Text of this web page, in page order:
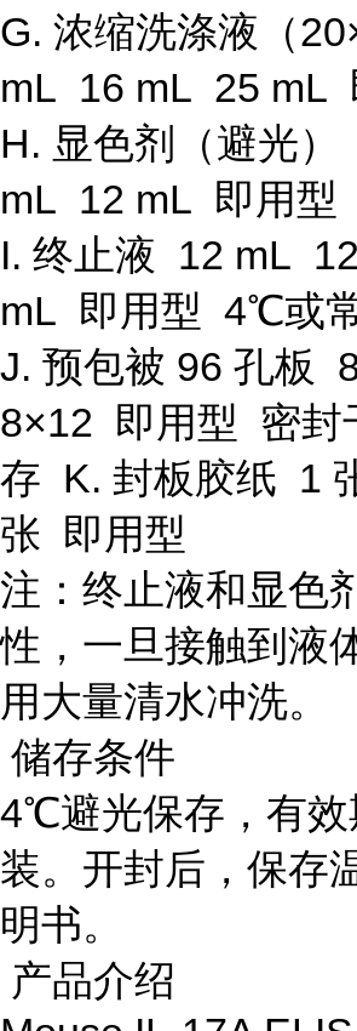
G. 浓缩洗涤液（
mL 16 mL 25 mL
H. 显色剂（避光
mL 12 mL 即用型
I. 终止液 12 mL
mL 即用型 4℃或
J. 预包被 96 孔板
8×12 即用型 密封
存 K. 封板胶纸 1
张 即用型
注：终止液和显色
性，一旦接触到液
用大量清水冲洗。
储存条件
4℃避光保存，有效
装。开封后，保存
明书。
产品介绍